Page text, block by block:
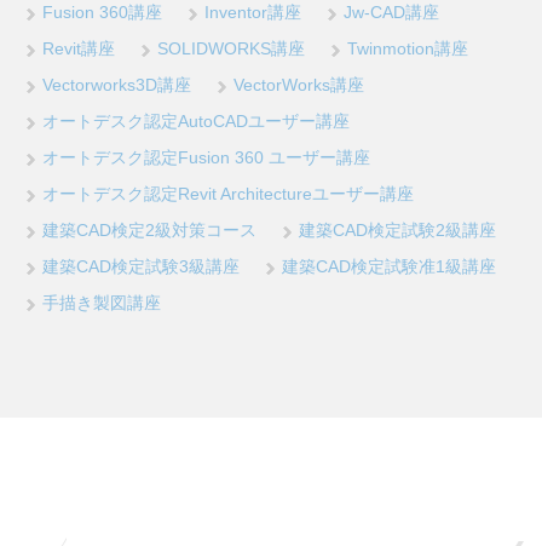
Fusion 360講座
Inventor講座
Jw-CAD講座
Revit講座
SOLIDWORKS講座
Twinmotion講座
Vectorworks3D講座
VectorWorks講座
オートデスク認定AutoCADユーザー講座
オートデスク認定Fusion 360 ユーザー講座
オートデスク認定Revit Architectureユーザー講座
建築CAD検定2級対策コース
建築CAD検定試験2級講座
建築CAD検定試験3級講座
建築CAD検定試験准1級講座
手描き製図講座